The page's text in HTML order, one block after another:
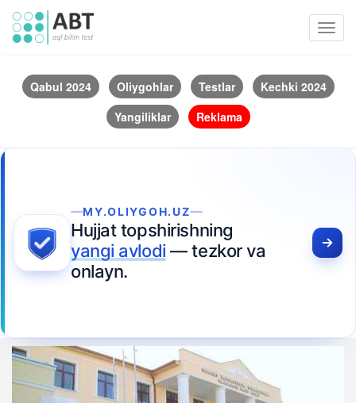
Qabul 2024 Oliygohlar Testlar
Kechki 2024
Yangiliklar
Reklama
MY.OLIYGOH.UZ
Hujjat topshirishning
yangi avlodi — tezkor va
onlayn.